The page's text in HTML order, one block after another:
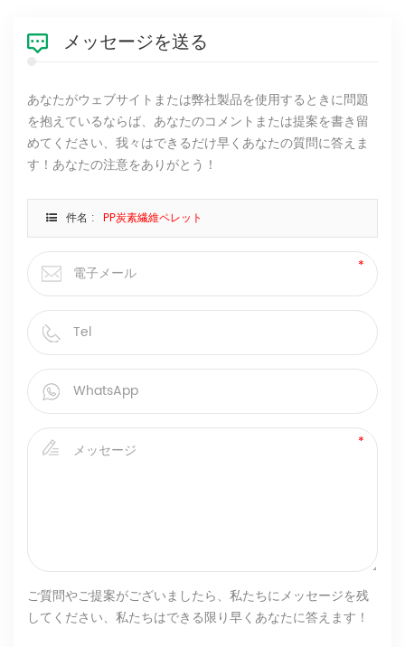
メッセージを送る
あなたがウェブサイトまたは弊社製品を使用するときに問題
を抱えているならば、あなたのコメントまたは提案を書き留
めてください、我々はできるだけ早くあなたの質問に答えま
す！あなたの注意をありがとう！
件名 : PP炭素繊維ペレット
ご質問やご提案がございましたら、私たちにメッセージを残
してください、私たちはできる限り早くあなたに答えます！